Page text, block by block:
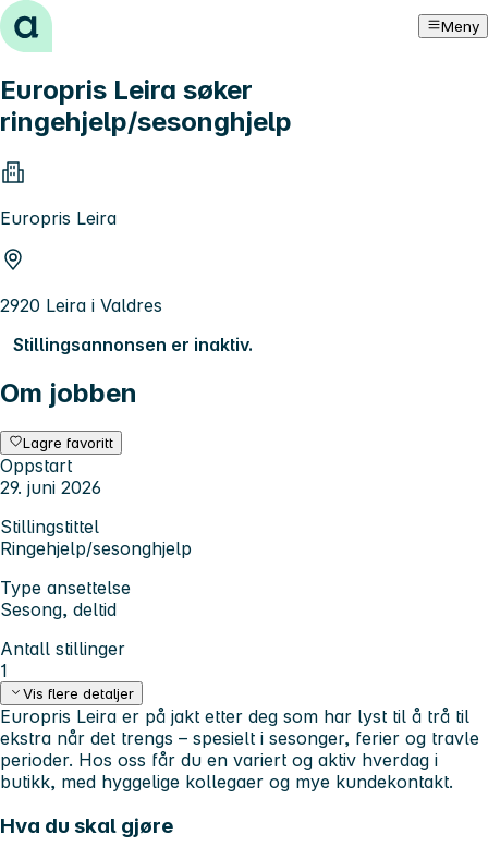
Hopp til innhold Meny
Europris Leira søker
ringehjelp/sesonghjelp
Europris Leira
2920 Leira i Valdres
Stillingsannonsen er inaktiv.
Om jobben
Lagre favoritt
Oppstart
29. juni 2026
Stillingstittel
Ringehjelp/sesonghjelp
Type ansettelse
Sesong, deltid
Antall stillinger
1
Vis flere detaljer
Europris Leira er på jakt etter deg som har lyst til å trå til
ekstra når det trengs – spesielt i sesonger, ferier og travle
perioder. Hos oss får du en variert og aktiv hverdag i
butikk, med hyggelige kollegaer og mye kundekontakt.
Hva du skal gjøre